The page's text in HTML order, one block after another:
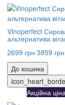
Vinoperfect
альтернатива
2699 грн 3859 грн
До кошика
Акційна